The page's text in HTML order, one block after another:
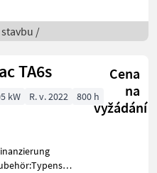
1500mm.
gemacht von
/
TA6s
Cena
na
vyžádání
kW R. v. 2022 800 h